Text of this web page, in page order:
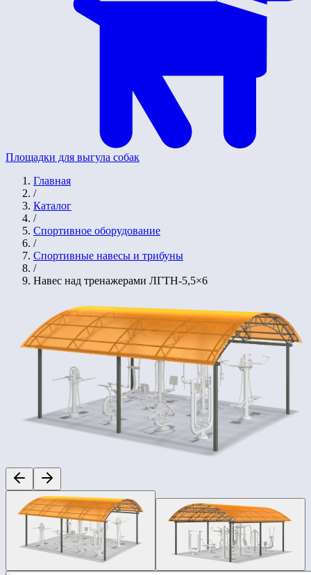
Площадки для выгула собак
Главная
/
Каталог
/
Спортивное оборудование
/
Спортивные навесы и трибуны
/
Навес над тренажерами ЛГТН-5,5×6